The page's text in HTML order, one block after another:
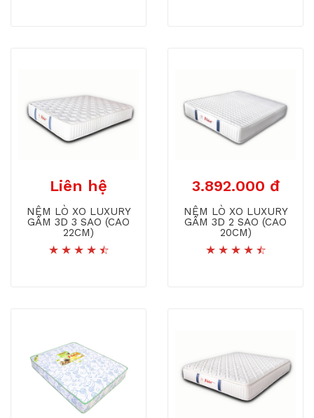
Liên hệ
NỆM LÒ XO LUXURY
GẤM 3D 3 SAO (CAO
22CM)
3.892.000 đ
NỆM LÒ XO LUXURY
GẤM 3D 2 SAO (CAO
20CM)